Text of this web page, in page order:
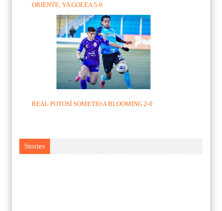
ORIENTE, YA GOLEA 5-0
REAL POTOSÍ SOMETIO A BLOOMING 2-0
Stories